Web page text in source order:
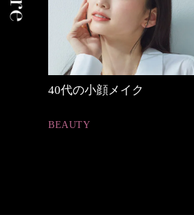
心地よくいられるおしゃれ